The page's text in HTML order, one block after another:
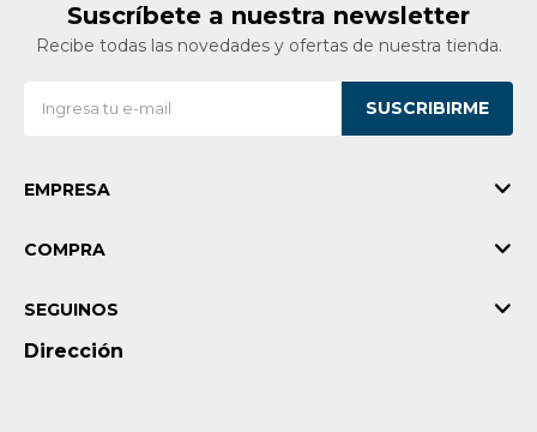
Suscríbete a nuestra newsletter
Recibe todas las novedades y ofertas de nuestra tienda.
SUSCRIBIRME
EMPRESA
COMPRA
Dirección
SEGUINOS